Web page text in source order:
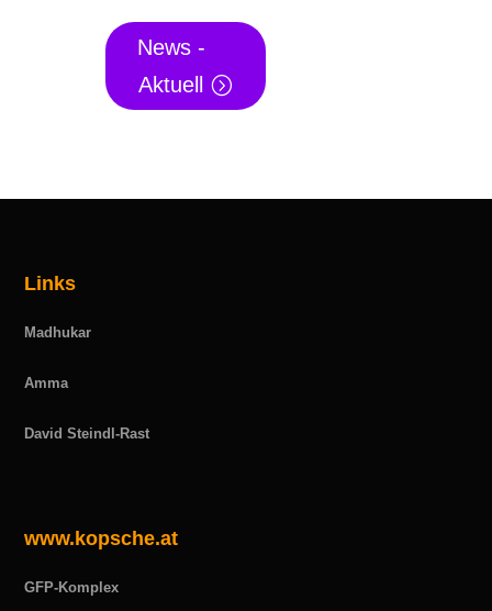
News -
Aktuell
Links
Madhukar
Amma
David Steindl-Rast
www.kopsche.at
GFP-Komplex